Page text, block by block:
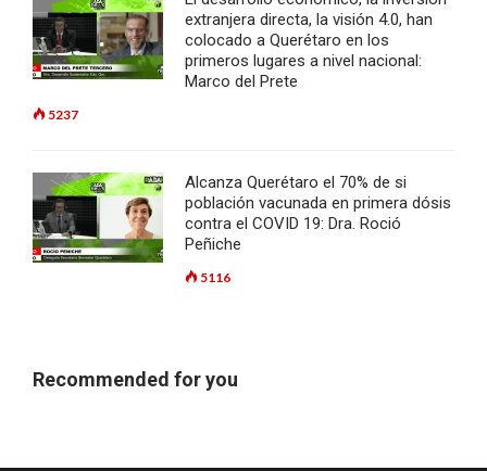
extranjera directa, la visión 4.0, han
colocado a Querétaro en los
primeros lugares a nivel nacional:
Marco del Prete
5237
Alcanza Querétaro el 70% de si
población vacunada en primera dósis
contra el COVID 19: Dra. Roció
Peñiche
5116
Recommended for you